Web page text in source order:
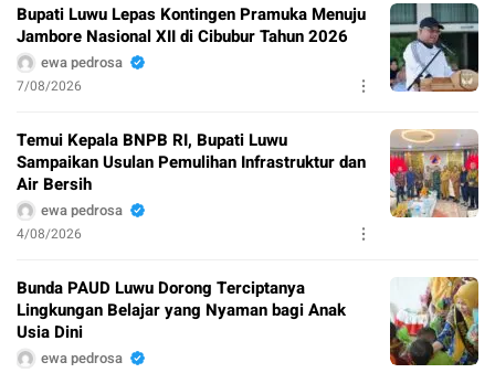
Bupati Luwu Lepas Kontingen Pramuka Menuju
Jambore Nasional XII di Cibubur Tahun 2026
ewa pedrosa
7/08/2026
Temui Kepala BNPB RI, Bupati Luwu
Sampaikan Usulan Pemulihan Infrastruktur dan
Air Bersih
ewa pedrosa
4/08/2026
Bunda PAUD Luwu Dorong Terciptanya
Lingkungan Belajar yang Nyaman bagi Anak
Usia Dini
ewa pedrosa